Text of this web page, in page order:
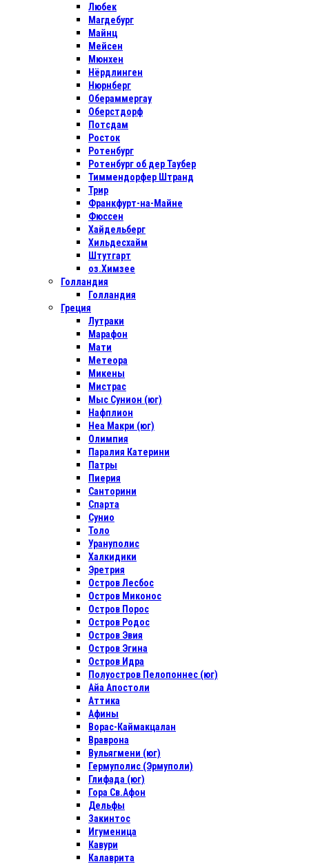
Любек
Магдебург
Майнц
Мейсен
Мюнхен
Нёрдлинген
Нюрнберг
Обераммергау
Оберстдорф
Потсдам
Росток
Ротенбург
Ротенбург об дер Таубер
Тиммендорфер Штранд
Трир
Франкфурт-на-Майне
Фюссен
Хайдельберг
Хильдесхайм
Штутгарт
оз.Химзее
Голландия
Голландия
Греция
Лутраки
Марафон
Мати
Метеора
Микены
Мистрас
Мыс Сунион (юг)
Нафплион
Неа Макри (юг)
Олимпия
Паралия Катерини
Патры
Пиерия
Санторини
Спарта
Сунио
Толо
Урануполис
Халкидики
Эретрия
Остров Лесбос
Остров Миконос
Остров Порос
Остров Родос
Остров Эвия
Остров Эгина
Остров Идра
Полуостров Пелопоннес (юг)
Айа Апостоли
Аттика
Афины
Ворас-Каймакцалан
Враврона
Вульягмени (юг)
Гермуполис (Эрмуполи)
Глифада (юг)
Гора Св.Афон
Дельфы
Закинтос
Игуменица
Кавури
Калаврита